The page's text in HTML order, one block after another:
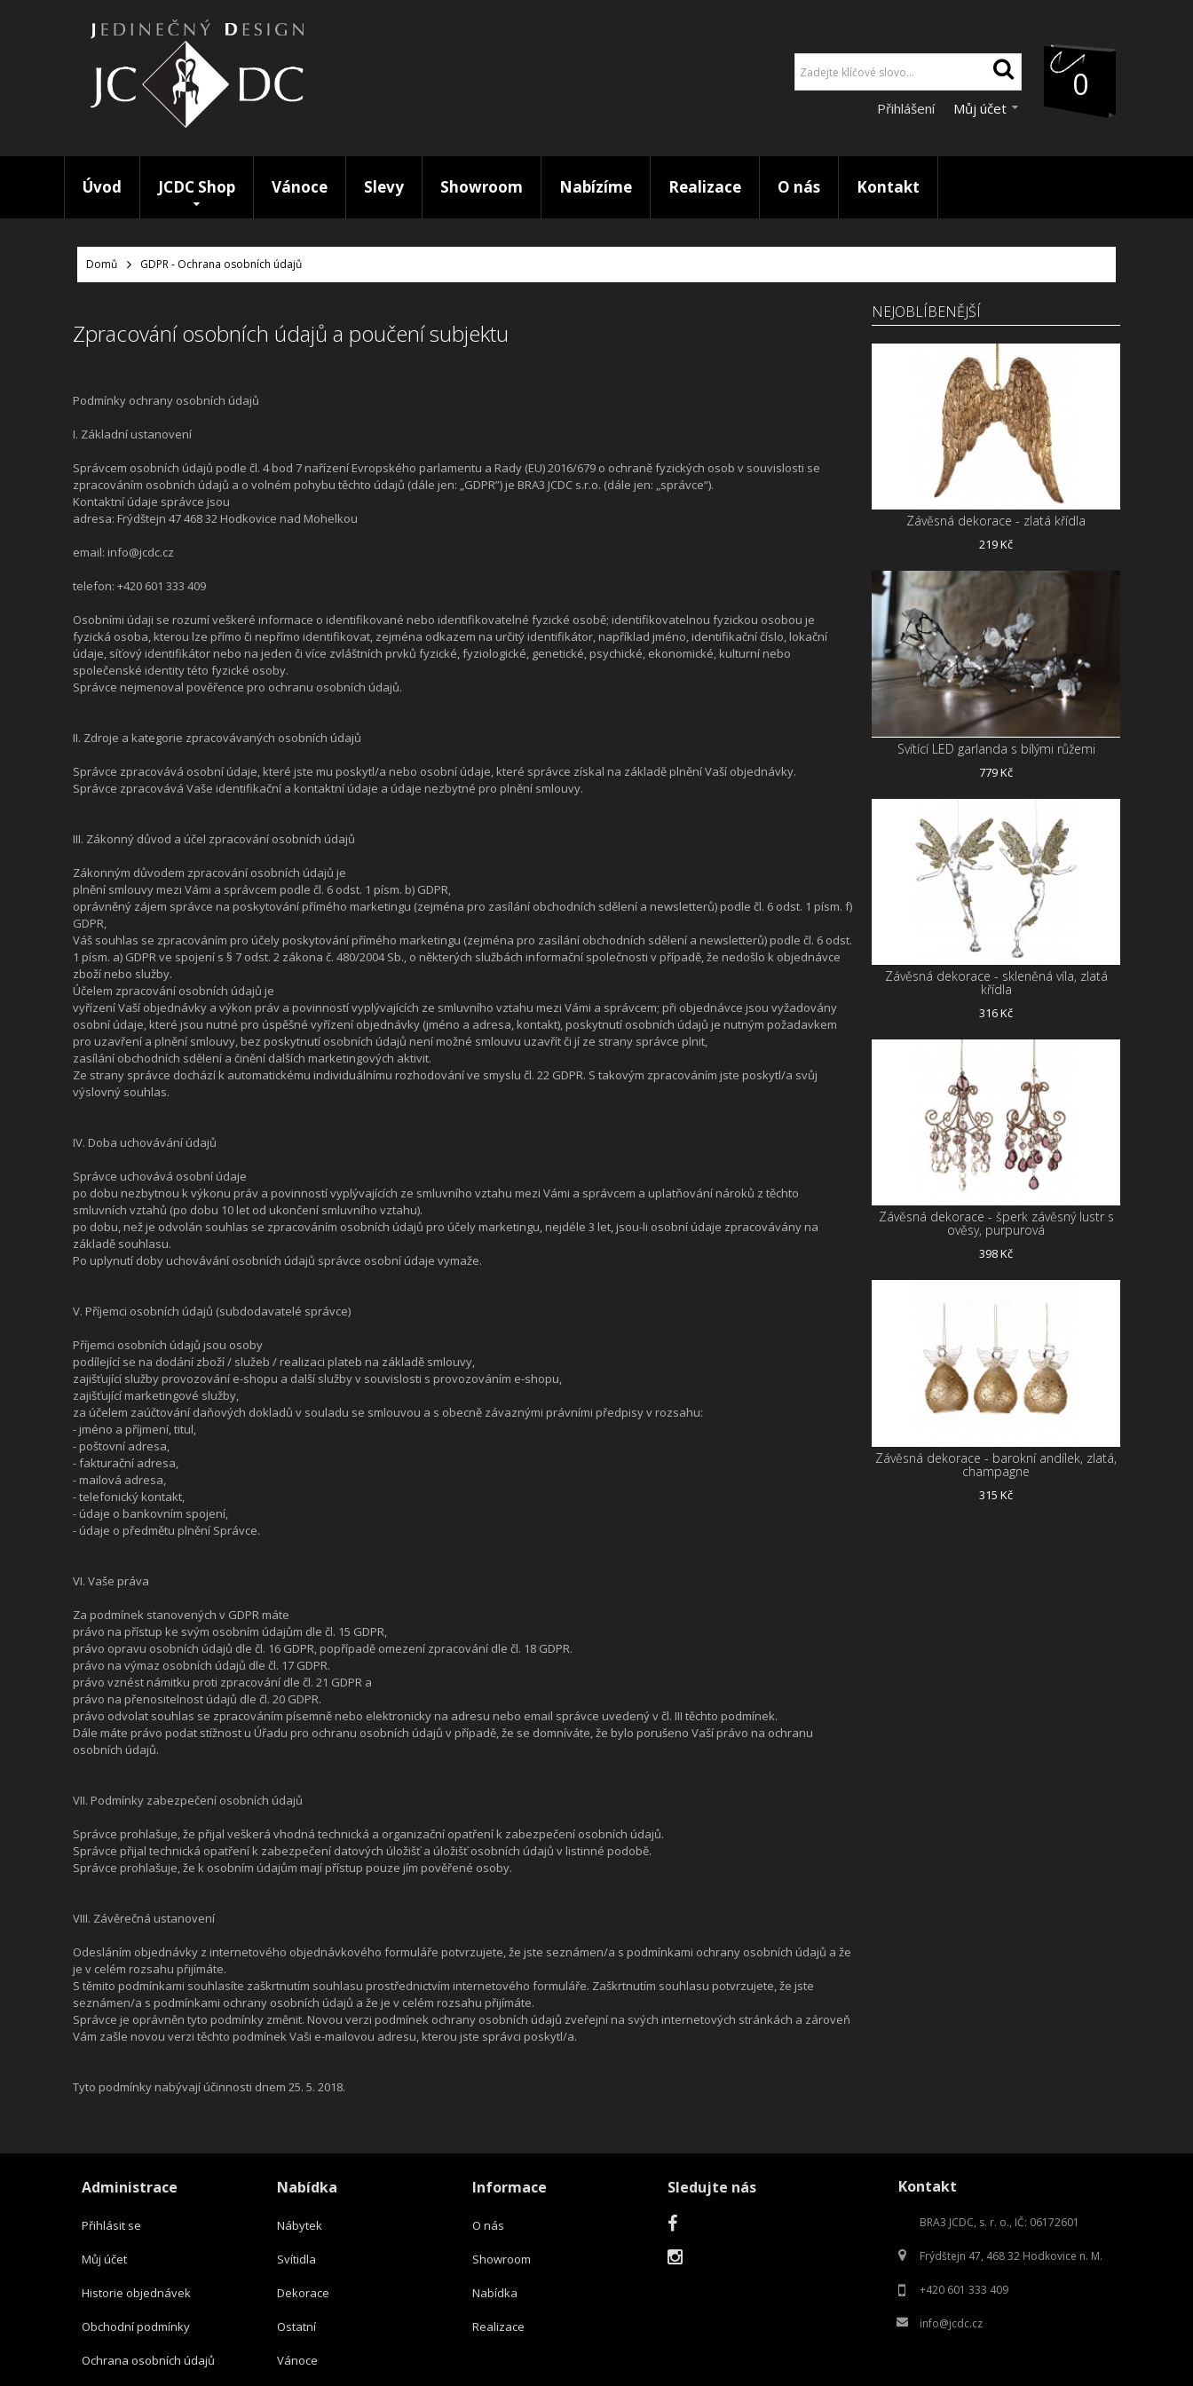
0
Přihlášení Můj účet
Úvod JCDC Shop Vánoce Slevy Showroom Nabízíme Realizace O nás Kontakt
Domů GDPR - Ochrana osobních údajů
NEJOBLÍBENĚJŠÍ
Závěsná dekorace - zlatá křídla
219 Kč
Svítící LED garlanda s bílými růžemi
779 Kč
Závěsná dekorace - skleněná víla, zlatá
křídla
316 Kč
Závěsná dekorace - šperk závěsný lustr s
ověsy, purpurová
398 Kč
Závěsná dekorace - barokní andílek, zlatá,
champagne
315 Kč
Zpracování osobních údajů a poučení subjektu
Podmínky ochrany osobních údajů
I. Základní ustanovení
Správcem osobních údajů podle čl. 4 bod 7 nařízení Evropského parlamentu a Rady (EU) 2016/679 o ochraně fyzických osob v souvislosti se
zpracováním osobních údajů a o volném pohybu těchto údajů (dále jen: „GDPR”) je BRA3 JCDC s.r.o. (dále jen: „správce“).
Kontaktní údaje správce jsou
adresa: Frýdštejn 47 468 32 Hodkovice nad Mohelkou
email: info@jcdc.cz
telefon: +420 601 333 409
Osobními údaji se rozumí veškeré informace o identifikované nebo identifikovatelné fyzické osobě; identifikovatelnou fyzickou osobou je
fyzická osoba, kterou lze přímo či nepřímo identifikovat, zejména odkazem na určitý identifikátor, například jméno, identifikační číslo, lokační
údaje, síťový identifikátor nebo na jeden či více zvláštních prvků fyzické, fyziologické, genetické, psychické, ekonomické, kulturní nebo
společenské identity této fyzické osoby.
Správce nejmenoval pověřence pro ochranu osobních údajů.
II. Zdroje a kategorie zpracovávaných osobních údajů
Správce zpracovává osobní údaje, které jste mu poskytl/a nebo osobní údaje, které správce získal na základě plnění Vaší objednávky.
Správce zpracovává Vaše identifikační a kontaktní údaje a údaje nezbytné pro plnění smlouvy.
III. Zákonný důvod a účel zpracování osobních údajů
Zákonným důvodem zpracování osobních údajů je
plnění smlouvy mezi Vámi a správcem podle čl. 6 odst. 1 písm. b) GDPR,
oprávněný zájem správce na poskytování přímého marketingu (zejména pro zasílání obchodních sdělení a newsletterů) podle čl. 6 odst. 1 písm. f)
GDPR,
Váš souhlas se zpracováním pro účely poskytování přímého marketingu (zejména pro zasílání obchodních sdělení a newsletterů) podle čl. 6 odst.
1 písm. a) GDPR ve spojení s § 7 odst. 2 zákona č. 480/2004 Sb., o některých službách informační společnosti v případě, že nedošlo k objednávce
zboží nebo služby.
Účelem zpracování osobních údajů je
vyřízení Vaší objednávky a výkon práv a povinností vyplývajících ze smluvního vztahu mezi Vámi a správcem; při objednávce jsou vyžadovány
osobní údaje, které jsou nutné pro úspěšné vyřízení objednávky (jméno a adresa, kontakt), poskytnutí osobních údajů je nutným požadavkem
pro uzavření a plnění smlouvy, bez poskytnutí osobních údajů není možné smlouvu uzavřít či jí ze strany správce plnit,
zasílání obchodních sdělení a činění dalších marketingových aktivit.
Ze strany správce dochází k automatickému individuálnímu rozhodování ve smyslu čl. 22 GDPR. S takovým zpracováním jste poskytl/a svůj
výslovný souhlas.
IV. Doba uchovávání údajů
Správce uchovává osobní údaje
po dobu nezbytnou k výkonu práv a povinností vyplývajících ze smluvního vztahu mezi Vámi a správcem a uplatňování nároků z těchto
smluvních vztahů (po dobu 10 let od ukončení smluvního vztahu).
po dobu, než je odvolán souhlas se zpracováním osobních údajů pro účely marketingu, nejdéle 3 let, jsou-li osobní údaje zpracovávány na
základě souhlasu.
Po uplynutí doby uchovávání osobních údajů správce osobní údaje vymaže.
V. Příjemci osobních údajů (subdodavatelé správce)
Příjemci osobních údajů jsou osoby
podílející se na dodání zboží / služeb / realizaci plateb na základě smlouvy,
zajišťující služby provozování e-shopu a další služby v souvislosti s provozováním e-shopu,
zajišťující marketingové služby,
za účelem zaúčtování daňových dokladů v souladu se smlouvou a s obecně závaznými právními předpisy v rozsahu:
- jméno a příjmení, titul,
- poštovní adresa,
- fakturační adresa,
- mailová adresa,
- telefonický kontakt,
- údaje o bankovním spojení,
- údaje o předmětu plnění Správce.
VI. Vaše práva
Za podmínek stanovených v GDPR máte
právo na přístup ke svým osobním údajům dle čl. 15 GDPR,
právo opravu osobních údajů dle čl. 16 GDPR, popřípadě omezení zpracování dle čl. 18 GDPR.
právo na výmaz osobních údajů dle čl. 17 GDPR.
právo vznést námitku proti zpracování dle čl. 21 GDPR a
právo na přenositelnost údajů dle čl. 20 GDPR.
právo odvolat souhlas se zpracováním písemně nebo elektronicky na adresu nebo email správce uvedený v čl. III těchto podmínek.
Dále máte právo podat stížnost u Úřadu pro ochranu osobních údajů v případě, že se domníváte, že bylo porušeno Vaší právo na ochranu
osobních údajů.
VII. Podmínky zabezpečení osobních údajů
Správce prohlašuje, že přijal veškerá vhodná technická a organizační opatření k zabezpečení osobních údajů.
Správce přijal technická opatření k zabezpečení datových úložišť a úložišť osobních údajů v listinné podobě.
Správce prohlašuje, že k osobním údajům mají přístup pouze jím pověřené osoby.
VIII. Závěrečná ustanovení
Odesláním objednávky z internetového objednávkového formuláře potvrzujete, že jste seznámen/a s podmínkami ochrany osobních údajů a že
je v celém rozsahu přijímáte.
S těmito podmínkami souhlasíte zaškrtnutím souhlasu prostřednictvím internetového formuláře. Zaškrtnutím souhlasu potvrzujete, že jste
seznámen/a s podmínkami ochrany osobních údajů a že je v celém rozsahu přijímáte.
Správce je oprávněn tyto podmínky změnit. Novou verzi podmínek ochrany osobních údajů zveřejní na svých internetových stránkách a zároveň
Vám zašle novou verzi těchto podmínek Vaši e-mailovou adresu, kterou jste správci poskytl/a.
Tyto podmínky nabývají účinnosti dnem 25. 5. 2018.
Administrace
Přihlásit se
Můj účet
Historie objednávek
Obchodní podmínky
Ochrana osobních údajů
Nabídka
Nábytek
Svítidla
Dekorace
Ostatní
Vánoce
Informace
O nás
Showroom
Nabídka
Realizace
Sledujte nás Kontakt
BRA3 JCDC, s. r. o., IČ: 06172601
Frýdštejn 47, 468 32 Hodkovice n. M.
+420 601 333 409
info@jcdc.cz